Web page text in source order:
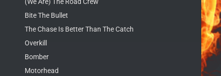
(We Are) The Road Crew
Bite The Bullet
The Chase Is Better Than The Catch
Overkill
Bomber
Motorhead